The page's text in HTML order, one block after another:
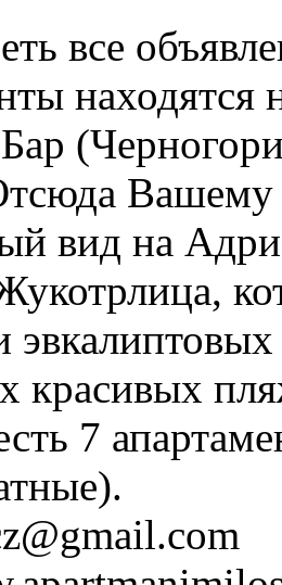
все
находятся
Вашему
вид на
красивых
7